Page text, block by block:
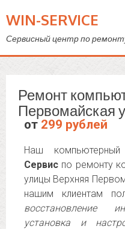
WIN-SERVICE
Сервисный центр по
Ремонт
Первомайская
от 299 рублей
Наш
Сервис по ремонту
улицы Верхняя
нашим клиентам
восстановление
установка и